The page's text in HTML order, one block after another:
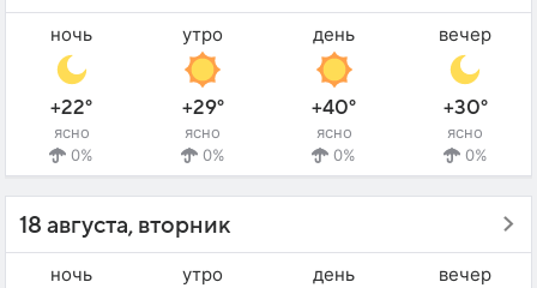
ночь
+22°
ясно
0%
утро
+29°
ясно
0%
день
+40°
ясно
0%
вечер
+30°
ясно
0%
18 августа, вторник
ночь утро день вечер